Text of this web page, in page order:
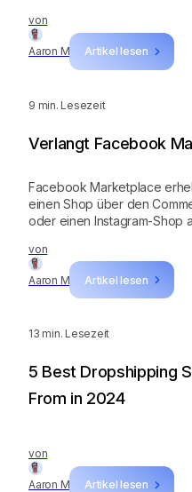
von
Aaron M Artikel lesen
9 min. Lesezeit
von
Aaron M Artikel lesen
Verlangt Facebook
Facebook Marketplace
einen Shop über den
oder einen Instagram-Shop
sich sorgen müssen.
13 min. Lesezeit
von
Aaron M Artikel lesen
5 Best Dropshipping
From in 2024